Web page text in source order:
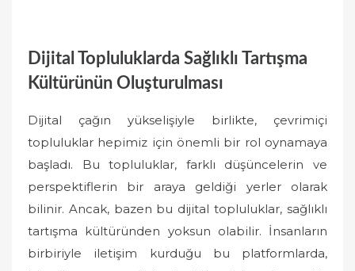
Dijital Topluluklarda Sağlıklı Tartışma
Kültürünün Oluşturulması
Dijital çağın yükselişiyle birlikte, çevrimiçi
topluluklar hepimiz için önemli bir rol oynamaya
başladı. Bu topluluklar, farklı düşüncelerin ve
perspektiflerin bir araya geldiği yerler olarak
bilinir. Ancak, bazen bu dijital topluluklar, sağlıklı
tartışma kültüründen yoksun olabilir. İnsanların
birbiriyle iletişim kurduğu bu platformlarda,